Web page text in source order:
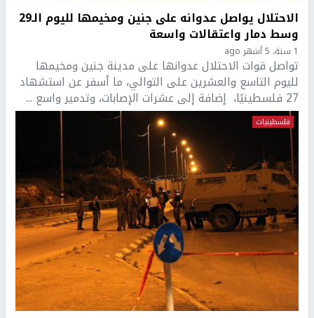
الاحتلال يواصل عدوانه على جنين ومخيمها لليوم الـ29
وسط دمار واعتقالات واسعة
1 سنة، 5 أشهر ago
تواصل قوات الاحتلال عدوانها على مدينة جنين ومخيمها
لليوم التاسع والعشرين على التوالي، ما أسفر عن استشهاد
27 فلسطينيًا، إضافة إلى عشرات الإصابات، وتدمير واسع ...
فلسطينيات